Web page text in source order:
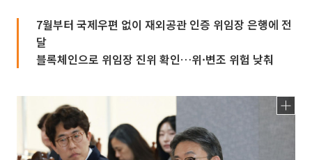
7월부터 국제우편 없이 재외공관 인증 위임장 은행에 전
달
블록체인으로 위임장 진위 확인…위·변조 위험 낮춰